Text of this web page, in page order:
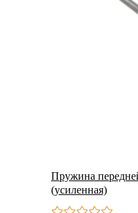
Пружина
(усиленная)